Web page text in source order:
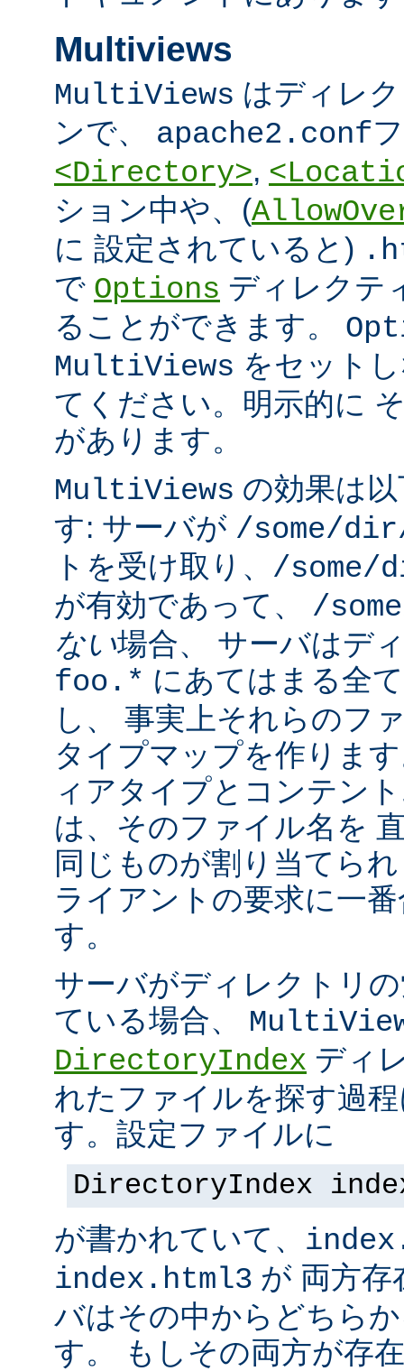
Multiviews
MultiViews はディレ
ンで、 apache2.conf
<Directory>,
ション中や、(
に 設定されていると)
で Options ディレクテ
ることができます。
MultiViews をセット
てください。明示的に
があります。
MultiViews の効果は
す: サーバが /some/
トを受け取り、 /some/
が有効であって、 /
ない場合、 サーバはデ
foo.* にあてはまる全
し、 事実上それらのフ
タイプマップを作りま
ィアタイプとコンテン
は、そのファイル名を
同じものが割り当てら
ライアントの要求に一
す。
サーバがディレクトリ
ている場合、
DirectoryIndex ディ
れたファイルを探す過
す。設定ファイルに
DirectoryIndex
が書かれていて、
index.html3 が 両方存
バはその中からどちら
す。 もしその両方が存